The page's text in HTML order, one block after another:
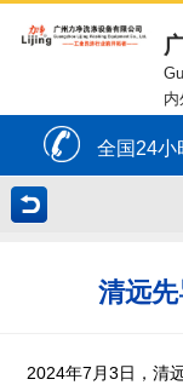
全国24
清远
2024年7月3日，清